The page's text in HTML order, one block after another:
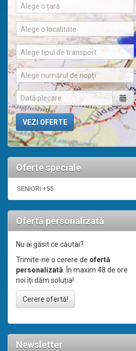
Alege o țară
Alege o localitate
Alege tipul de transport
Alege numărul de nopți
Oferte speciale
SENIORI +55
Ofertă personalizată
Nu ai găsit ce căutai?
Trimite-ne o cerere de ofertă
personalizată. În maxim 48 de ore
noi îți dăm soluția!
Cerere ofertă!
Newsletter